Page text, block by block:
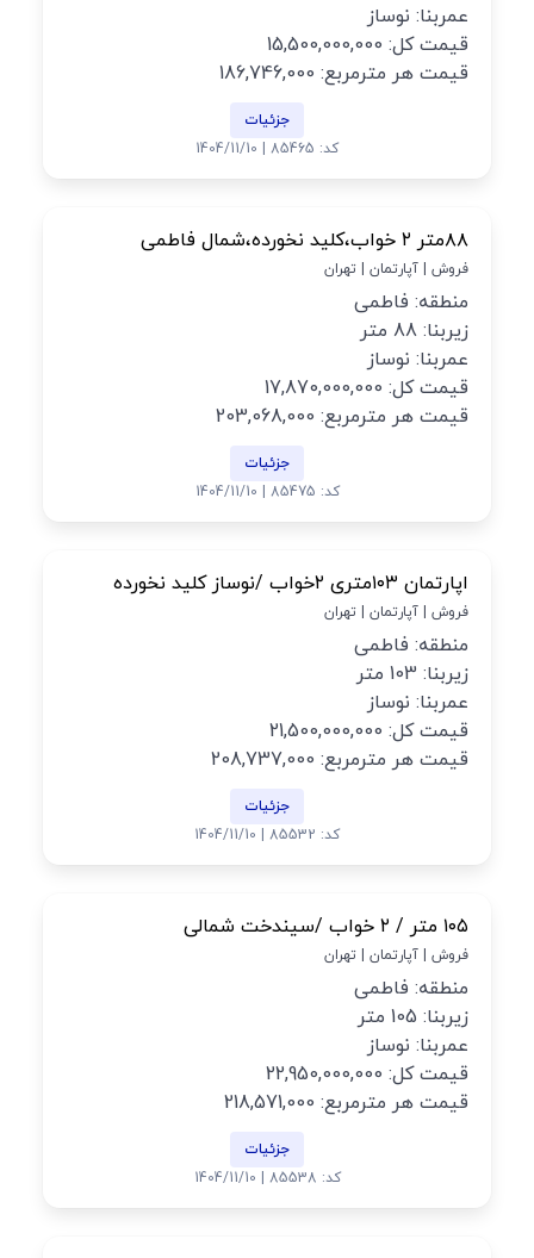
عمربنا: نوساز
قیمت کل: 15,500,000,000
قیمت هر مترمربع: 186,746,000
جزئیات
کد: 85465 | 1404/11/10
۸۸متر ۲ خواب،کلید نخورده،شمال فاطمی
فروش | آپارتمان | تهران
منطقه: فاطمی
زیربنا: 88 متر
عمربنا: نوساز
قیمت کل: 17,870,000,000
قیمت هر مترمربع: 203,068,000
جزئیات
کد: 85475 | 1404/11/10
اپارتمان ۱۰۳متری ۲خواب /نوساز کلید نخورده
فروش | آپارتمان | تهران
منطقه: فاطمی
زیربنا: 103 متر
عمربنا: نوساز
قیمت کل: 21,500,000,000
قیمت هر مترمربع: 208,737,000
جزئیات
کد: 85532 | 1404/11/10
۱۰۵ متر / ۲ خواب /سیندخت شمالی
فروش | آپارتمان | تهران
منطقه: فاطمی
زیربنا: 105 متر
عمربنا: نوساز
قیمت کل: 22,950,000,000
قیمت هر مترمربع: 218,571,000
جزئیات
کد: 85538 | 1404/11/10